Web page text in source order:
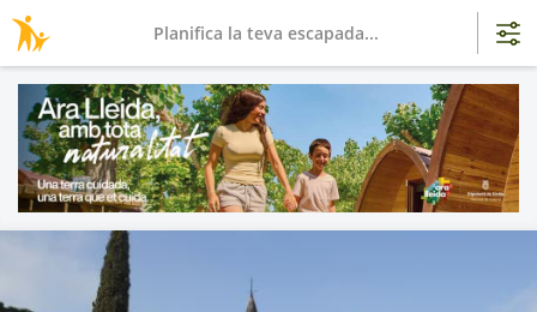
Planifica la teva escapada...